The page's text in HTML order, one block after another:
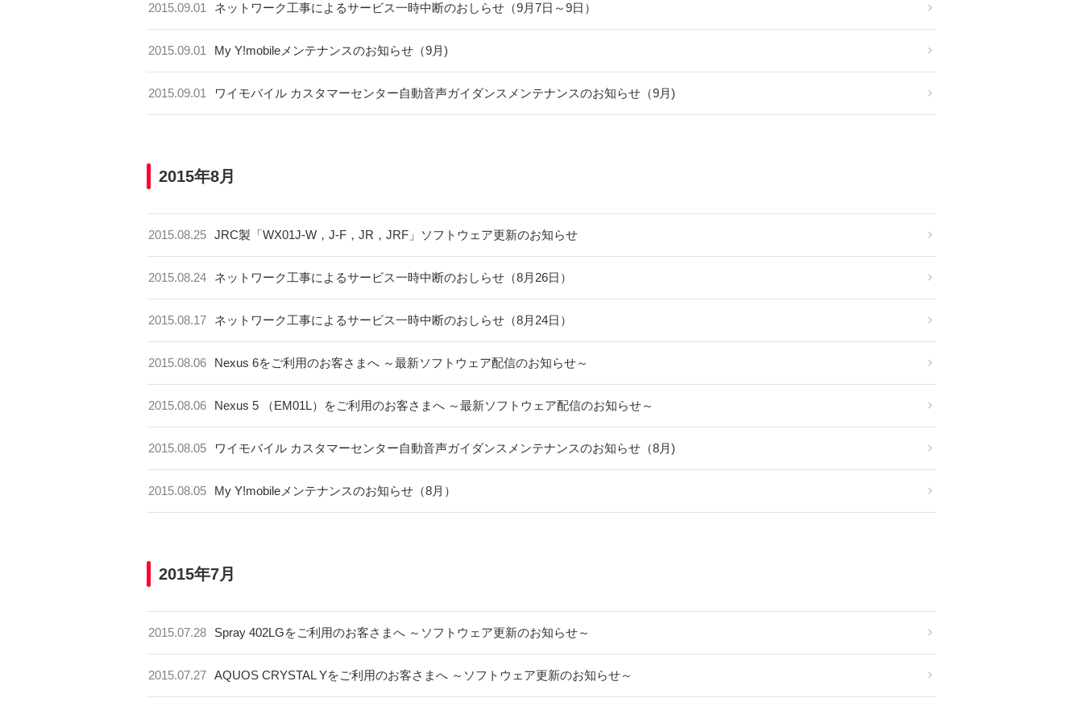
2015.09.01 ネットワーク工事によるサービス一時中断のおしらせ（9月7日～9日）
2015.09.01 My Y!mobileメンテナンスのお知らせ（9月)
2015.09.01 ワイモバイル カスタマーセンター自動音声ガイダンスメンテナンスのお知らせ（9月)
2015年8月
2015.08.25 JRC製「WX01J-W，J-F，JR，JRF」ソフトウェア更新のお知らせ
2015.08.24 ネットワーク工事によるサービス一時中断のおしらせ（8月26日）
2015.08.17 ネットワーク工事によるサービス一時中断のおしらせ（8月24日）
2015.08.06 Nexus 6をご利用のお客さまへ ～最新ソフトウェア配信のお知らせ～
2015.08.06 Nexus 5 （EM01L）をご利用のお客さまへ ～最新ソフトウェア配信のお知らせ～
2015.08.05 ワイモバイル カスタマーセンター自動音声ガイダンスメンテナンスのお知らせ（8月)
2015.08.05 My Y!mobileメンテナンスのお知らせ（8月）
2015年7月
2015.07.28 Spray 402LGをご利用のお客さまへ ～ソフトウェア更新のお知らせ～
2015.07.27 AQUOS CRYSTAL Yをご利用のお客さまへ ～ソフトウェア更新のお知らせ～